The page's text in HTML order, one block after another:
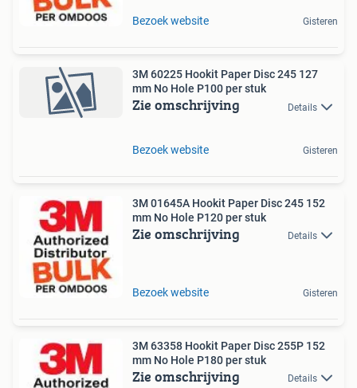
Bezoek website Gisteren
3M 60225 Hookit Paper Disc 245 127
mm No Hole P100 per stuk
Zie omschrijving Details
Bezoek website Gisteren
3M 01645A Hookit Paper Disc 245 152
mm No Hole P120 per stuk
Zie omschrijving Details
Bezoek website Gisteren
3M 63358 Hookit Paper Disc 255P 152
mm No Hole P180 per stuk
Zie omschrijving Details